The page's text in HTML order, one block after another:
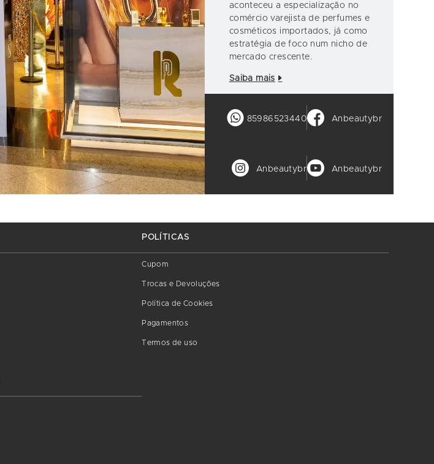
aconteceu a especialização no
comércio varejista de perfumes e
cosméticos importados, já como
estratégia de foco num nicho de
mercado crescente.
Saiba mais
85986523440 Anbeautybr
Anbeautybr Anbeautybr
POLÍTICAS
Cupom
Trocas e Devoluções
Política de Cookies
Pagamentos
Termos de uso